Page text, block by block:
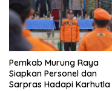
Pemkab Murung Raya
Siapkan Personel dan
Sarpras Hadapi Karhutla